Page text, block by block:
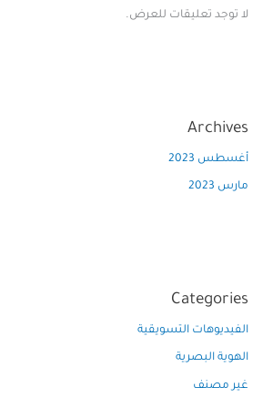
لا توجد تعليقات للعرض.
Archives
أغسطس 2023
مارس 2023
Categories
الفيديوهات التسويقية
الهوية البصرية
غير مصنف